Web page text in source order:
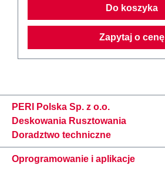
Do koszyka
Zapytaj o cenę
PERI Polska Sp. z o.o.
Deskowania Rusztowania
Doradztwo techniczne
Oprogramowanie i aplikacje